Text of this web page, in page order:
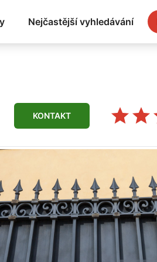
Nejčastější vyhledávání
KONTAKT